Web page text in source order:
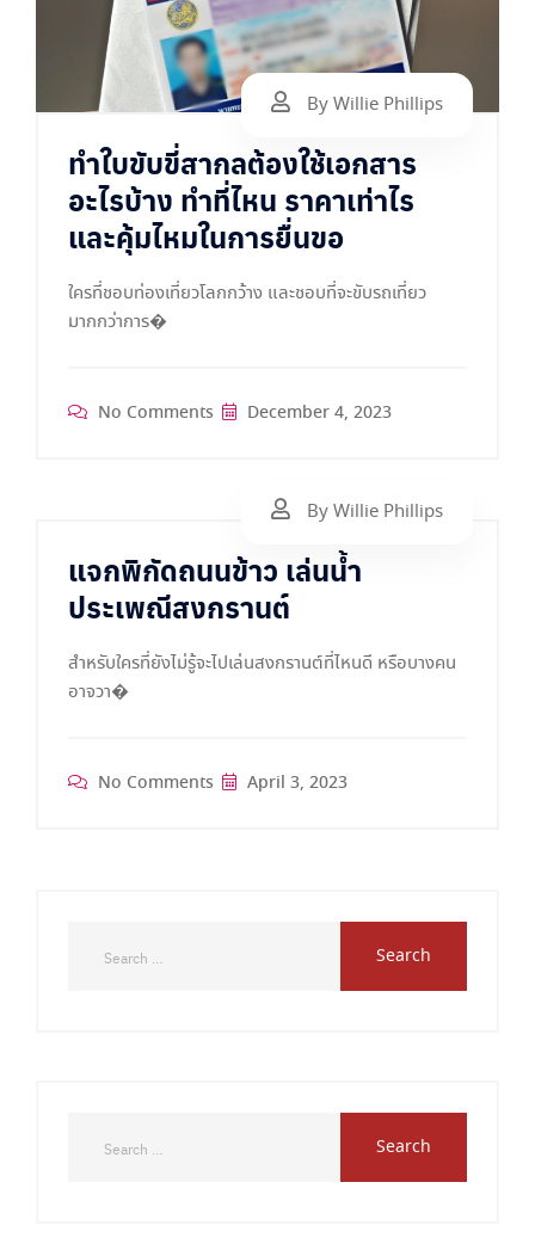
By Willie Phillips
ทำใบขับขี่สากลต้องใช้เอกสาร
อะไรบ้าง ทำที่ไหน ราคาเท่าไร
และคุ้มไหมในการยื่นขอ
ใครที่ชอบท่องเที่ยวโลกกว้าง และชอบที่จะขับรถเที่ยว
มากกว่าการ�
No Comments December 4, 2023
By Willie Phillips
แจกพิกัดถนนข้าว เล่นน้ำ
ประเพณีสงกรานต์
สำหรับใครที่ยังไม่รู้จะไปเล่นสงกรานต์ที่ไหนดี หรือบางคน
อาจวา�
No Comments April 3, 2023